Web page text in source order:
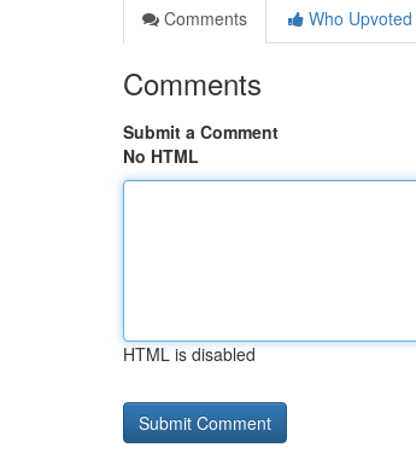
Comments
Who Upvoted
Comments
Submit a Comment
No HTML
HTML is disabled